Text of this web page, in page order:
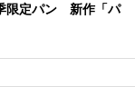
限定パン 新作「パ